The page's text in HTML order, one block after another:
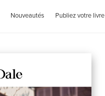
Nouveautés Publiez votre livre